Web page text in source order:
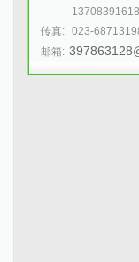
13708391618
传真: 023-
邮箱: